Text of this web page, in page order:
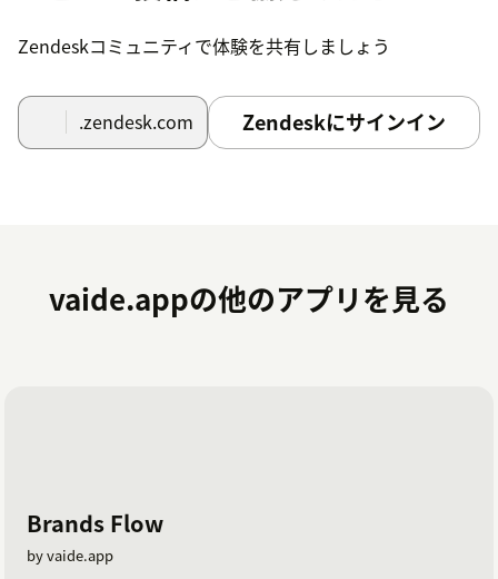
Zendeskコミュニティで体験を共有しましょう
.zendesk.com Zendeskにサインイン
vaide.appの他のアプリを見る
Brands Flow
by vaide.app